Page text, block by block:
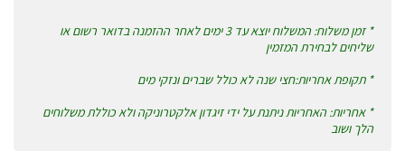
* זמן משלוח: המשלוח יוצא עד 3 ימים לאחר ההזמנה בדואר רשום או
שליחים לבחירת המזמין
* תקופת אחריות:חצי שנה לא כולל שברים ונזקי מים
* אחריות: האחריות ניתנת על ידי זיגדון אלקטרוניקה ולא כוללת משלוחים
הלך ושוב